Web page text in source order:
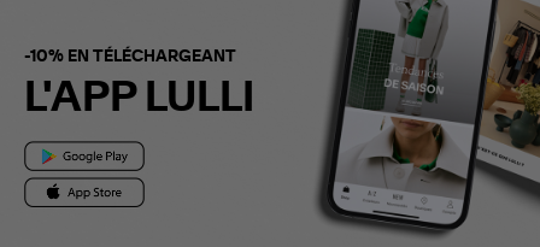
-10% EN TÉLÉCHARGEANT
L'APP LULLI